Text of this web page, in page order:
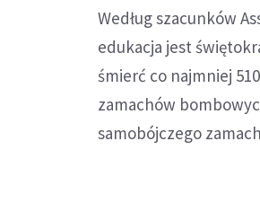
Według szacunków
edukacja jest
śmierć co najmniej
zamachów
samobójczego